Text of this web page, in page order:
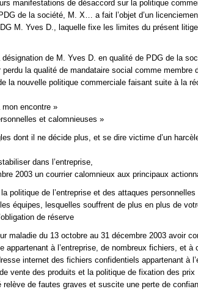
manifestations de désaccord sur la politique
de la société, M. X… a fait l’objet d’un
M. Yves D., laquelle fixe les limites du présent
de M. Yves D. en qualité de PDG de la
la qualité de mandataire social comme membre
la nouvelle politique commerciale faisant suite à la
encontre »
et calomnieuses »
dont il ne décide plus, et se dire victime d’un
dans l’entreprise,
2003 un courrier calomnieux aux principaux
politique de l’entreprise et des attaques personnelles
équipes, lesquelles souffrent de plus en plus de
de réserve
maladie du 13 octobre au 31 décembre 2003 avoir
appartenant à l’entreprise, de nombreux fichiers, et à
internet des fichiers confidentiels appartenant à
vente des produits et la politique de fixation des prix
relève de fautes graves et suscite une perte de